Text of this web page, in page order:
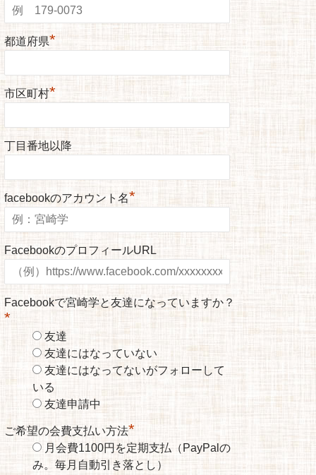
都道府県*
市区町村*
丁目番地以降
facebookのアカウント名*
FacebookのプロフィールURL
Facebookで宮崎学と友達になっていますか？
*
友達
友達にはなっていない
友達にはなってないがフォローして
いる
友達申請中
ご希望の会費支払い方法*
月会費1100円を定期支払（PayPalの
み。毎月自動引き落とし）